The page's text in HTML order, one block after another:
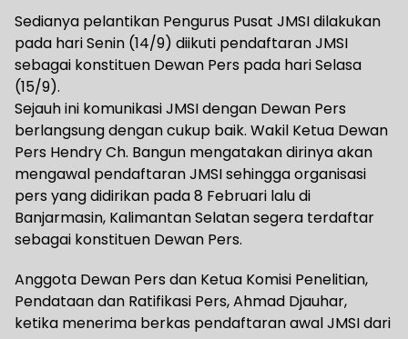
Sedianya pelantikan Pengurus Pusat JMSI dilakukan
pada hari Senin (14/9) diikuti pendaftaran JMSI
sebagai konstituen Dewan Pers pada hari Selasa
(15/9).
Sejauh ini komunikasi JMSI dengan Dewan Pers
berlangsung dengan cukup baik. Wakil Ketua Dewan
Pers Hendry Ch. Bangun mengatakan dirinya akan
mengawal pendaftaran JMSI sehingga organisasi
pers yang didirikan pada 8 Februari lalu di
Banjarmasin, Kalimantan Selatan segera terdaftar
sebagai konstituen Dewan Pers.
Anggota Dewan Pers dan Ketua Komisi Penelitian,
Pendataan dan Ratifikasi Pers, Ahmad Djauhar,
ketika menerima berkas pendaftaran awal JMSI dari